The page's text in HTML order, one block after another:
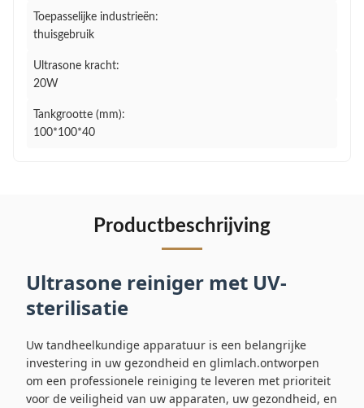
Toepasselijke industrieën:
thuisgebruik
Ultrasone kracht:
20W
Tankgrootte (mm):
100*100*40
Productbeschrijving
Ultrasone reiniger met UV-
sterilisatie
Uw tandheelkundige apparatuur is een belangrijke
investering in uw gezondheid en glimlach.ontworpen
om een professionele reiniging te leveren met prioriteit
voor de veiligheid van uw apparaten, uw gezondheid, en